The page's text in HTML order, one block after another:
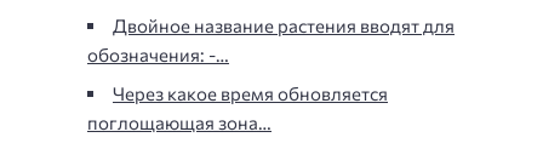
Двойное название растения вводят для
обозначения: -…
Через какое время обновляется
поглощающая зона…